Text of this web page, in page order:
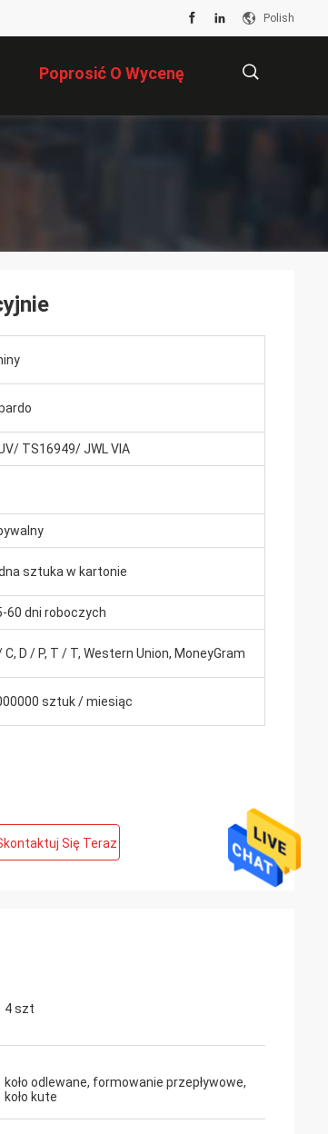
Polish
Poprosić O Wycenę
TS16949/ JWL VIA
sztuka w kartonie
60 dni roboczych
C, D / P, T / T, Western Union, MoneyGram
sztuk / miesiąc
Się Teraz
4 szt
koło odlewane, formowanie przepływowe,
koło kute